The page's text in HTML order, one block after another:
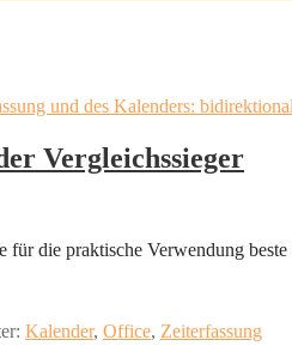
Vergleichssieger
die praktische Verwendung
Kalender, Office, Zeiterfassung